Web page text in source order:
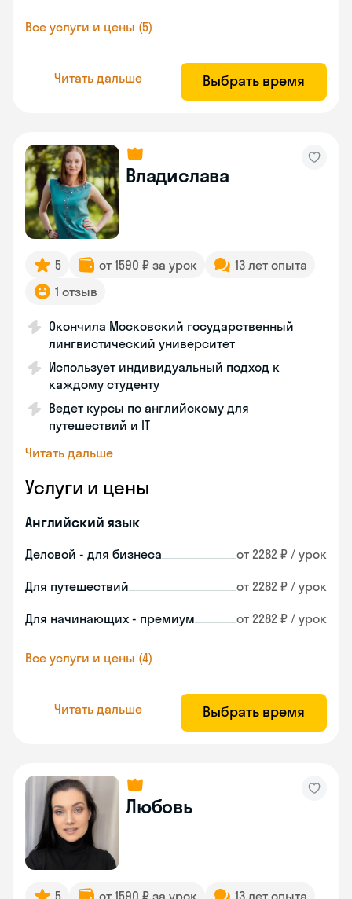
Все услуги и цены (5)
Читать дальше Выбрать время
Владислава
5 от 1590 ₽ за урок
13 лет опыта
1 отзыв
Окончила Московский государственный
лингвистический университет
Использует индивидуальный подход к
каждому студенту
Ведет курсы по английскому для
путешествий и IT
Читать дальше
Услуги и цены
Английский язык
Деловой - для бизнеса от 2282 ₽ / урок
Для путешествий от 2282 ₽ / урок
Для начинающих - премиум от 2282 ₽ / урок
Все услуги и цены (4)
Читать дальше Выбрать время
Любовь
5 от 1590 ₽ за урок
13 лет опыта